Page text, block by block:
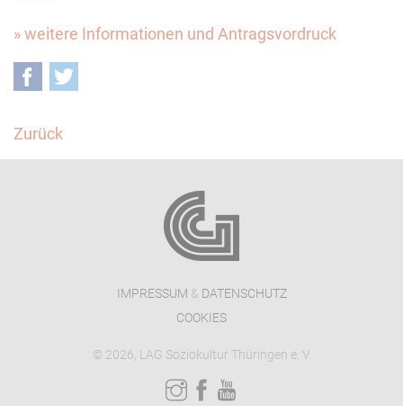
» weitere Informationen und Antragsvordruck
Facebook
Zurück
IMPRESSUM & DATENSCHUTZ
COOKIES
© 2026, LAG Soziokultur Thüringen e. V.